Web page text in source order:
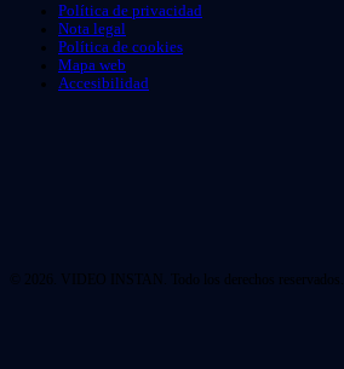
Política de privacidad
Nota legal
Política de cookies
Mapa web
Accesibilidad
© 2026. VIDEO INSTAN. Todo los derechos reservados.